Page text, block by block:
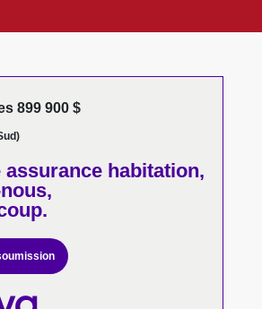
899 900 $
assurance habitation,